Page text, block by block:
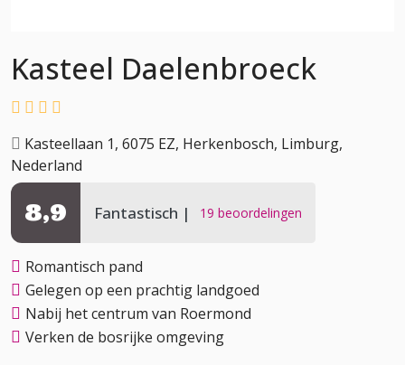
Kasteel Daelenbroeck
Kasteellaan 1, 6075 EZ, Herkenbosch, Limburg,
Nederland
Fantastisch 19 beoordelingen
8,9
Romantisch pand
Gelegen op een prachtig landgoed
Nabij het centrum van Roermond
Verken de bosrijke omgeving